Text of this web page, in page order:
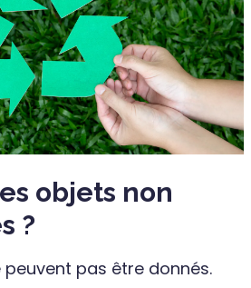
objets non
?
pas être donnés.